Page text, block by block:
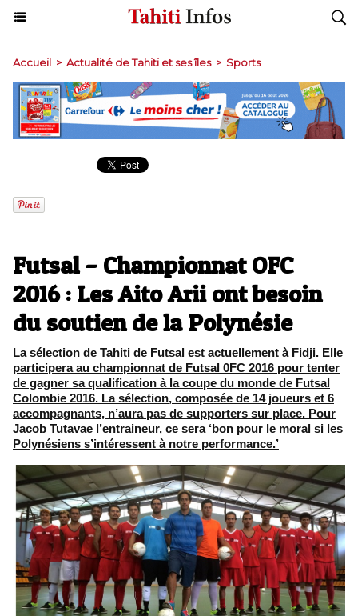
Accueil > Actualité de Tahiti et ses îles > Sports
Futsal – Championnat OFC
2016 : Les Aito Arii ont besoin
du soutien de la Polynésie
La sélection de Tahiti de Futsal est actuellement à Fidji. Elle
participera au championnat de Futsal 0FC 2016 pour tenter
de gagner sa qualification à la coupe du monde de Futsal
Colombie 2016. La sélection, composée de 14 joueurs et 6
accompagnants, n’aura pas de supporters sur place. Pour
Jacob Tutavae l’entraineur, ce sera ‘bon pour le moral si les
Polynésiens s’intéressent à notre performance.’